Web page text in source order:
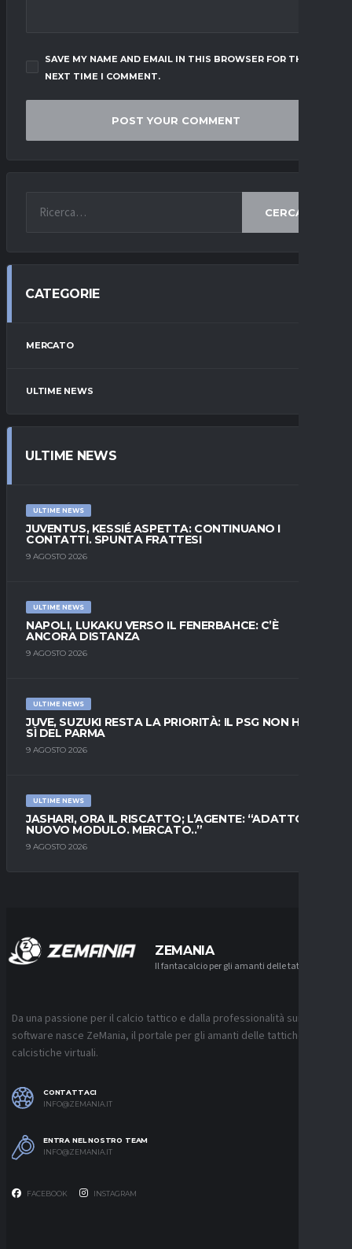
SAVE MY NAME AND EMAIL IN THIS BROWSER FOR THE
NEXT TIME I COMMENT.
CERCA
CATEGORIE
MERCATO
ULTIME NEWS
ULTIME NEWS
ULTIME NEWS
JUVENTUS, KESSIÉ ASPETTA: CONTINUANO I
CONTATTI. SPUNTA FRATTESI
9 AGOSTO 2026
ULTIME NEWS
NAPOLI, LUKAKU VERSO IL FENERBAHCE: C’È
ANCORA DISTANZA
9 AGOSTO 2026
ULTIME NEWS
JUVE, SUZUKI RESTA LA PRIORITÀ: IL PSG NON HA IL
SÌ DEL PARMA
9 AGOSTO 2026
ULTIME NEWS
JASHARI, ORA IL RISCATTO; L’AGENTE: “ADATTO AL
NUOVO MODULO. MERCATO..”
9 AGOSTO 2026
ZEMANIA
Il fantacalcio per gli amanti delle tattiche
Da una passione per il calcio tattico e dalla professionalità sui
software nasce ZeMania, il portale per gli amanti delle tattiche
calcistiche virtuali.
CONTATTACI
INFO@ZEMANIA.IT
ENTRA NEL NOSTRO TEAM
INFO@ZEMANIA.IT
FACEBOOK INSTAGRAM